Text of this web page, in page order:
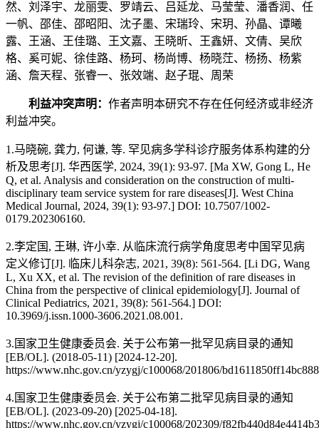
然、刘泽宇、龙丽雯、罗靖云、吕延龙、马莹莹、潘香润、任
一帆、邵佳、邵昭阳、沈子墨、宋瑞玲、宋玥、孙晶、谭曦
露、王涵、王佳璐、王文嘉、王晓昕、王鑫妍、文倩、吴欣
格、奚可妮、徐佳路、杨珂、杨尚博、杨晓茳、杨扬、杨紫
涵、詹天程、张睿一、张效端、赵子琨、周荣
利益冲突声明： 作者声明本研究不存在任何经济或非经济
利益冲突。
1.马晓碗, 龚力, 何谦, 等. 罕见病多学科诊疗服务体系构建的分
析及思考[J]. 华西医学, 2024, 39(1): 93-97. [Ma XW, Gong L, He
Q, et al. Analysis and consideration on the construction of multi-
disciplinary team service system for rare diseases[J]. West China
Medical Journal, 2024, 39(1): 93-97.] DOI: 10.7507/1002-
0179.202306160.
2.李定国, 王琳, 许小幸. 从临床流行病学角度思考中国罕见病
定义修订[J]. 临床儿科杂志, 2021, 39(8): 561-564. [Li DG, Wang
L, Xu XX, et al. The revision of the definition of rare diseases in
China from the perspective of clinical epidemiology[J]. Journal of
Clinical Pediatrics, 2021, 39(8): 561-564.] DOI:
10.3969/j.issn.1000-3606.2021.08.001.
3.国家卫生健康委员会. 关于公布第一批罕见病目录的通知
[EB/OL]. (2018-05-11) [2024-12-20].
https://www.nhc.gov.cn/yzygj/c100068/201806/
4.国家卫生健康委员会. 关于公布第二批罕见病目录的通知
[EB/OL]. (2023-09-20) [2025-04-18].
https://www.nhc.gov.cn/yzygj/c100068/202309/